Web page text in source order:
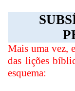
Mais uma vez,
das lições
esquema: